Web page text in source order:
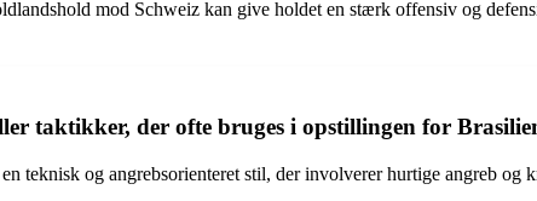
mod Schweiz kan give holdet en stærk offensiv og
taktikker, der ofte bruges i opstillingen for
teknisk og angrebsorienteret stil, der involverer hurtige angreb